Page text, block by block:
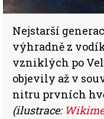
Nejstarší
výhradně z
vzniklých po
objevily až v
nitru prvních
(ilustrace: